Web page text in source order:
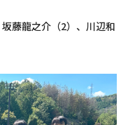
藤龍之介（2）、川辺和